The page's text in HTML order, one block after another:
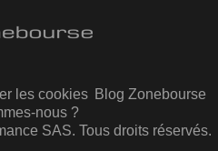
les cookies Blog Zonebourse
nous ?
SAS. Tous droits réservés.